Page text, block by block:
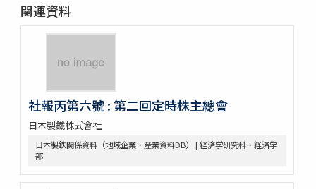
関連資料
社報丙第六號 : 第二回定時株主總會
日本製鐵株式會社
日本製鉄関係資料（地域企業・産業資料DB） | 経済学研究科・経済学
部